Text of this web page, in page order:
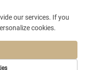
Ко., Лтд. Всички
поверителност
our services. If you
cookies.